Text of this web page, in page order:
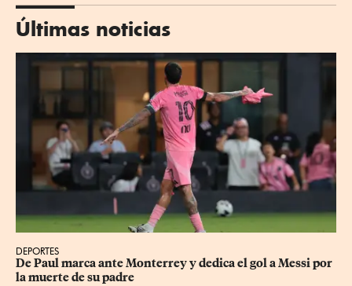
Últimas noticias
DEPORTES
De Paul marca ante Monterrey y dedica el gol a Messi por
la muerte de su padre